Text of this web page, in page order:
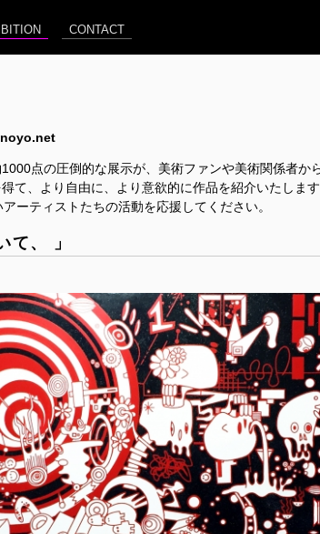
CONTACT
点の圧倒的な展示が、美術ファンや美術関係者か
て、より自由に、より意欲的に作品を紹介いたします
ーティストたちの活動を応援してください。
て、 」